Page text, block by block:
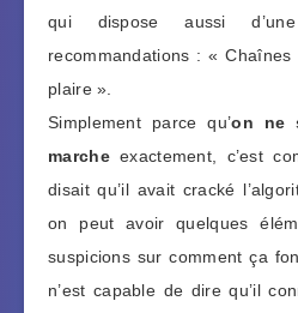
qui dispose aussi
recommandations : «
plaire ».
Simplement parce qu’on ne
marcheexactement, c’est
disait qu’il avait cracké
on peut avoir quelques
suspicions sur comment ça
n’est capable de dire qu’il